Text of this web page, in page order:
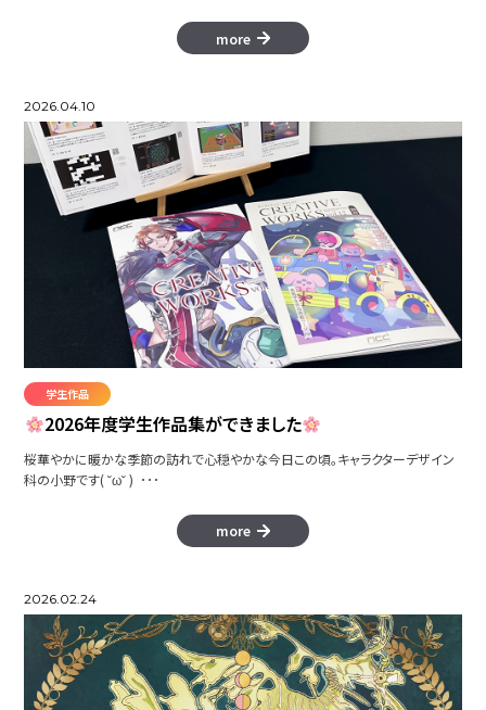
CUSTOM TANK
矢術師
Don'tBe
astron
more NIIGATA
本を読む、世界が広がる
WINTER SPORTS
more
2026.04.10
学生作品
2026年度学生作品集ができました
桜華やかに暖かな季節の訪れで心穏やかな今日この頃。キャラクターデザイン
科の小野です( ˘ω˘ ) ･･･
more
2026.02.24